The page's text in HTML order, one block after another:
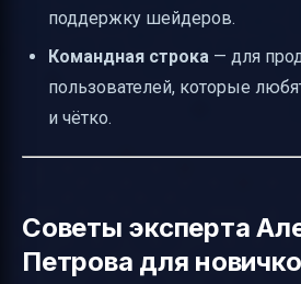
поддержку шейдеров.
Командная строка — для
пользователей, которые
и чётко.
Советы эксперта
Петрова для